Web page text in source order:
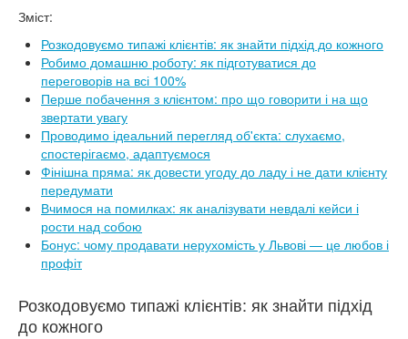
Зміст:
Розкодовуємо типажі клієнтів: як знайти підхід до кожного
Робимо домашню роботу: як підготуватися до
переговорів на всі 100%
Перше побачення з клієнтом: про що говорити і на що
звертати увагу
Проводимо ідеальний перегляд об'єкта: слухаємо,
спостерігаємо, адаптуємося
Фінішна пряма: як довести угоду до ладу і не дати клієнту
передумати
Вчимося на помилках: як аналізувати невдалі кейси і
рости над собою
Бонус: чому продавати нерухомість у Львові — це любов і
профіт
Розкодовуємо типажі клієнтів: як знайти підхід
до кожного